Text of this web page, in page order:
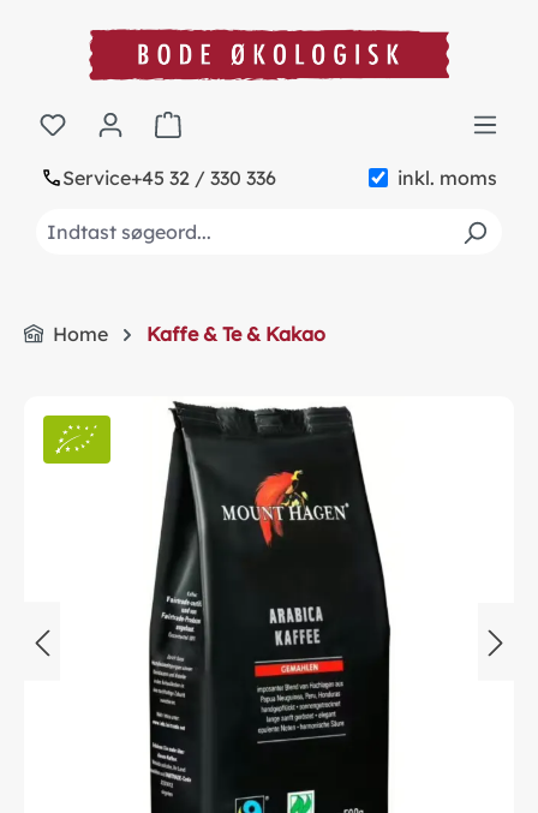
content
Service+45 32 / 330 336 inkl. moms
Shopping cart contains 0 items. The cart
Home Kaffe & Te & Kakao
Skip image gallery